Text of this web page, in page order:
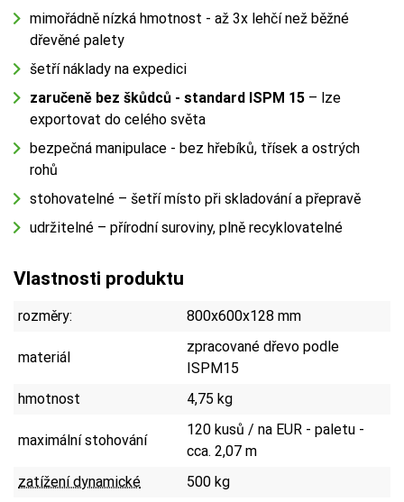
mimořádně nízká hmotnost - až 3x lehčí než běžné
dřevěné palety
šetří náklady na expedici
zaručeně bez škůdců - standard ISPM 15 – lze
exportovat do celého světa
bezpečná manipulace - bez hřebíků, třísek a ostrých
rohů
stohovatelné – šetří místo při skladování a přepravě
udržitelné – přírodní suroviny, plně recyklovatelné
Vlastnosti produktu
rozměry: 800x600x128 mm
materiál
zpracované dřevo podle
ISPM15
hmotnost
4,75 kg
maximální stohování
120 kusů / na EUR - paletu -
cca. 2,07 m
zatížení dynamické
500 kg